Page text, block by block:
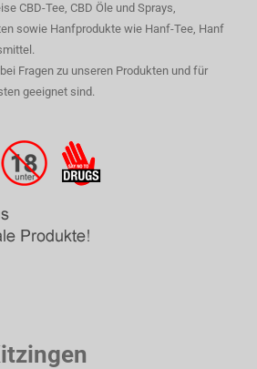
CBD-Tee, CBD Öle und Sprays,
sowie Hanfprodukte wie Hanf-Tee, Hanf
Fragen zu unseren Produkten und für
geeignet sind.